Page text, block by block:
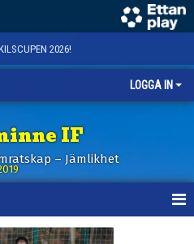
2026!
LOGGA IN
IF
– Jämlikhet